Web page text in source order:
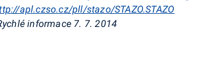
apl.czso.cz/pll/stazo/STAZO.STAZO
informace 7. 7. 2014